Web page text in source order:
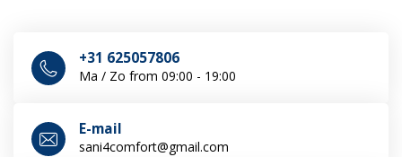
+31 625057806
Ma / Zo from 09:00 - 19:00
E-mail
sani4comfort@gmail.com